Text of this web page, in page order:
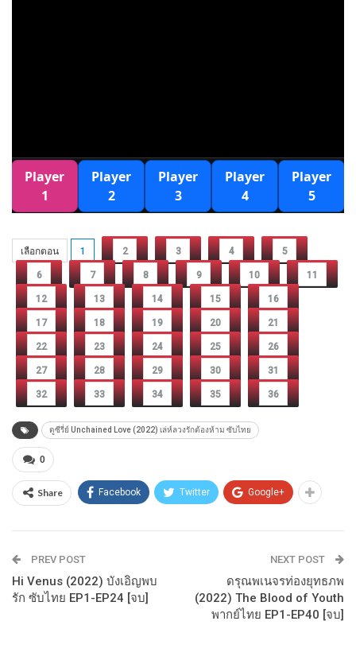
เลือกตอน 1 2 3 4 5
6 7 8 9 10 11
12 13 14 15 16
17 18 19 20 21
22 23 24 25 26
27 28 29 30 31
32 33 34 35 36
ดูซีรี่ย์ Unchained Love (2022) เล่ห์ลวงรักต้องห้าม ซับไทย
0
Share Facebook Twitter Google+
PREV POST
Hi Venus (2022) บังเอิญพบ
รัก ซับไทย EP1-EP24 [จบ]
NEXT POST
ดรุณพเนจรท่องยุทธภพ
(2022) The Blood of Youth
พากย์ไทย EP1-EP40 [จบ]